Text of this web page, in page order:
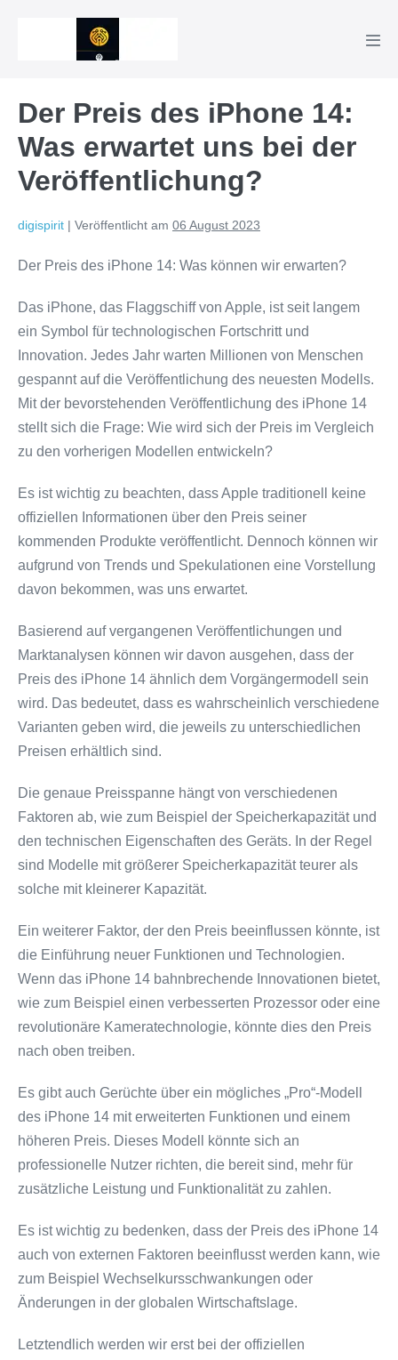
Der Preis des iPhone 14:
Was erwartet uns bei der
Veröffentlichung?
digispirit | Veröffentlicht am 06 August 2023
Der Preis des iPhone 14: Was können wir erwarten?
Das iPhone, das Flaggschiff von Apple, ist seit langem
ein Symbol für technologischen Fortschritt und
Innovation. Jedes Jahr warten Millionen von Menschen
gespannt auf die Veröffentlichung des neuesten Modells.
Mit der bevorstehenden Veröffentlichung des iPhone 14
stellt sich die Frage: Wie wird sich der Preis im Vergleich
zu den vorherigen Modellen entwickeln?
Es ist wichtig zu beachten, dass Apple traditionell keine
offiziellen Informationen über den Preis seiner
kommenden Produkte veröffentlicht. Dennoch können wir
aufgrund von Trends und Spekulationen eine Vorstellung
davon bekommen, was uns erwartet.
Basierend auf vergangenen Veröffentlichungen und
Marktanalysen können wir davon ausgehen, dass der
Preis des iPhone 14 ähnlich dem Vorgängermodell sein
wird. Das bedeutet, dass es wahrscheinlich verschiedene
Varianten geben wird, die jeweils zu unterschiedlichen
Preisen erhältlich sind.
Die genaue Preisspanne hängt von verschiedenen
Faktoren ab, wie zum Beispiel der Speicherkapazität und
den technischen Eigenschaften des Geräts. In der Regel
sind Modelle mit größerer Speicherkapazität teurer als
solche mit kleinerer Kapazität.
Ein weiterer Faktor, der den Preis beeinflussen könnte, ist
die Einführung neuer Funktionen und Technologien.
Wenn das iPhone 14 bahnbrechende Innovationen bietet,
wie zum Beispiel einen verbesserten Prozessor oder eine
revolutionäre Kameratechnologie, könnte dies den Preis
nach oben treiben.
Es gibt auch Gerüchte über ein mögliches „Pro“-Modell
des iPhone 14 mit erweiterten Funktionen und einem
höheren Preis. Dieses Modell könnte sich an
professionelle Nutzer richten, die bereit sind, mehr für
zusätzliche Leistung und Funktionalität zu zahlen.
Es ist wichtig zu bedenken, dass der Preis des iPhone 14
auch von externen Faktoren beeinflusst werden kann, wie
zum Beispiel Wechselkursschwankungen oder
Änderungen in der globalen Wirtschaftslage.
Letztendlich werden wir erst bei der offiziellen